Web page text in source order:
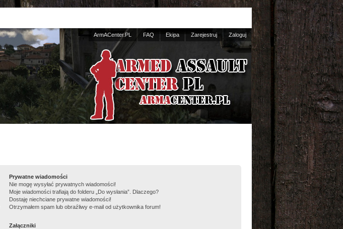
ArmACenter.PL FAQ Ekipa Zarejestruj Zaloguj
Prywatne wiadomości
Nie mogę wysyłać prywatnych wiadomości!
Moje wiadomości trafiają do folderu „Do wysłania”. Dlaczego?
Dostaję niechciane prywatne wiadomości!
Otrzymałem spam lub obraźliwy e-mail od użytkownika forum!
Załączniki